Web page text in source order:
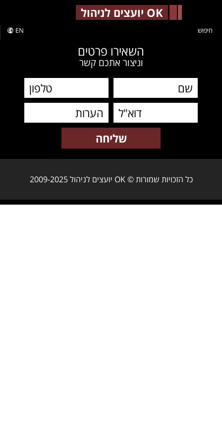
OK יועצים לניהול
EN חיפוש
השאירו פרטים
וניצור אתכם קשר
כל הזכויות שמורות © OK יועצים לניהול 2009-2025